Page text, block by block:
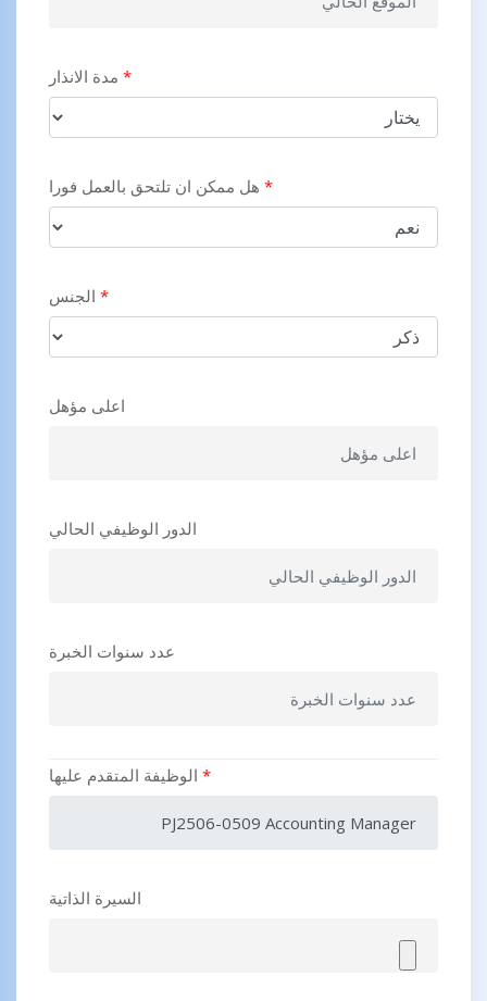
*
*
*
اعلى مؤهل
الدور الوظيفي الحالي
عدد سنوات الخبرة
*
السيرة الذاتية